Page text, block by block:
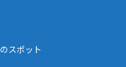
スポット